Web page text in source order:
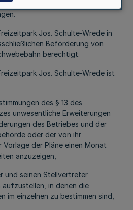
dazugehörenden
Jos. Schulte-Wrede in
Beförderung von
berechtigt.
Jos. Schulte-Wrede ist
des § 13 des
unwesentliche Erweiterungen
des Betriebes und der
oder der von ihr
der Pläne einen Monat
anzuzeigen,
und seinen Stellvertreter
in denen die
im einzelnen zu bestimmen sind,